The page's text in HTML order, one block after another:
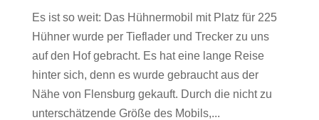
Es ist so weit: Das Hühnermobil mit Platz für 225
Hühner wurde per Tieflader und Trecker zu uns
auf den Hof gebracht. Es hat eine lange Reise
hinter sich, denn es wurde gebraucht aus der
Nähe von Flensburg gekauft. Durch die nicht zu
unterschätzende Größe des Mobils,...